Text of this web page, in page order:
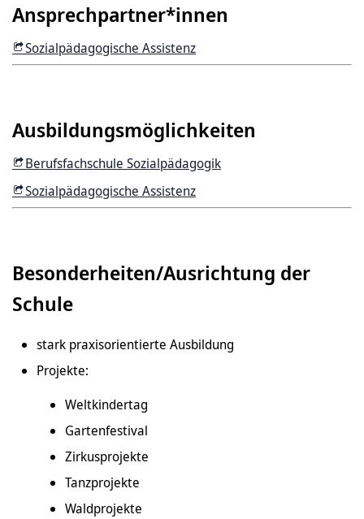
Ansprechpartner*innen
Sozialpädagogische Assistenz
Ausbildungsmöglichkeiten
Berufsfachschule Sozialpädagogik
Sozialpädagogische Assistenz
Besonderheiten/Ausrichtung der
Schule
stark praxisorientierte Ausbildung
Projekte:
Weltkindertag
Gartenfestival
Zirkusprojekte
Tanzprojekte
Waldprojekte